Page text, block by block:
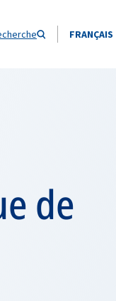
FRANÇAIS
de